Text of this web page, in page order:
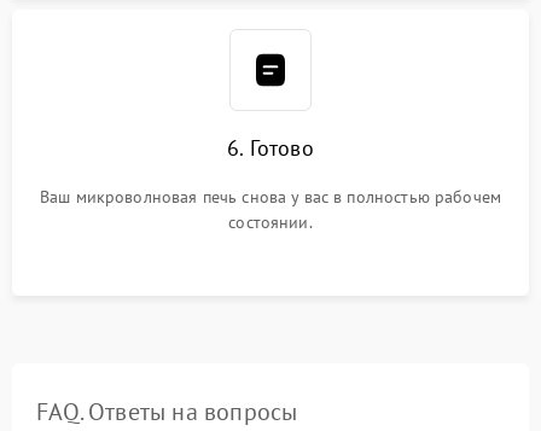
6. Готово
Ваш микроволновая печь снова у вас в полностью рабочем
состоянии.
FAQ. Ответы на вопросы